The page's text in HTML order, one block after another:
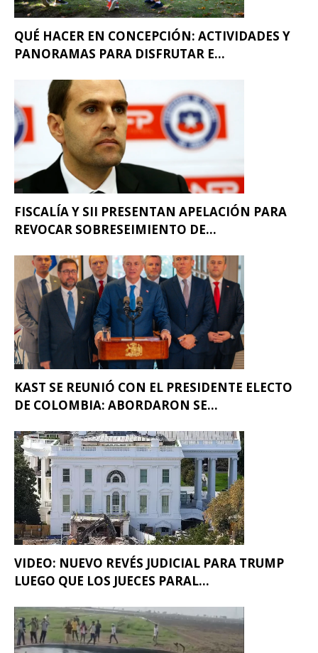
QUÉ HACER EN CONCEPCIÓN: ACTIVIDADES Y
PANORAMAS PARA DISFRUTAR E...
FISCALÍA Y SII PRESENTAN APELACIÓN PARA
REVOCAR SOBRESEIMIENTO DE...
KAST SE REUNIÓ CON EL PRESIDENTE ELECTO
DE COLOMBIA: ABORDARON SE...
VIDEO: NUEVO REVÉS JUDICIAL PARA TRUMP
LUEGO QUE LOS JUECES PARAL...